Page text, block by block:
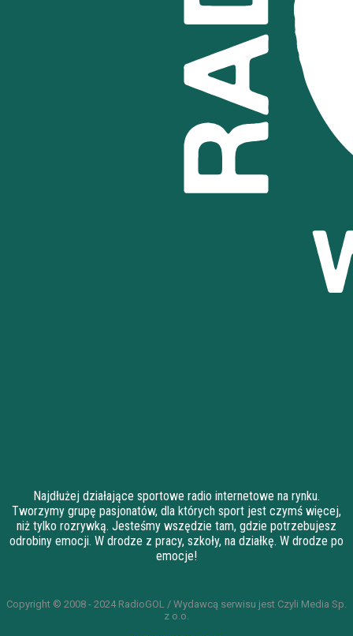
Najdłużej działające sportowe radio internetowe na rynku.
Tworzymy grupę pasjonatów, dla których sport jest czymś więcej,
niż tylko rozrywką. Jesteśmy wszędzie tam, gdzie potrzebujesz
odrobiny emocji. W drodze z pracy, szkoły, na działkę. W drodze po
emocje!
Copyright © 2008 - 2024 RadioGOL / Wydawcą serwisu jest Czyli Media Sp.
z o.o.